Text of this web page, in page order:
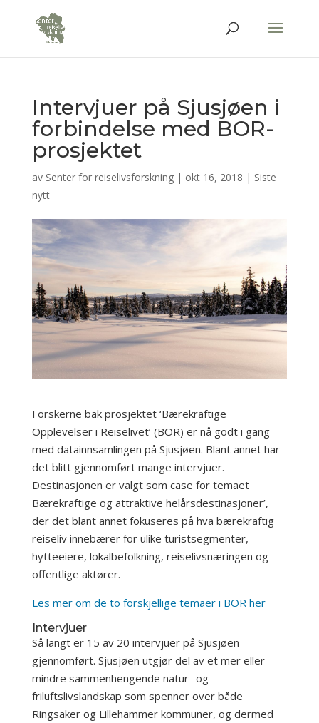
Intervjuer på Sjusjøen i
forbindelse med BOR-
prosjektet
av Senter for reiselivsforskning| okt 16, 2018 | Siste
nytt
Forskerne bak prosjektet ‘Bærekraftige
Opplevelser i Reiselivet’ (BOR) er nå godt i gang
med datainnsamlingen på Sjusjøen. Blant annet har
det blitt gjennomført mange intervjuer.
Destinasjonen er valgt som case for temaet
Bærekraftige og attraktive helårsdestinasjoner’,
der det blant annet fokuseres på hva bærekraftig
reiseliv innebærer for ulike turistsegmenter,
hytteeiere, lokalbefolkning, reiselivsnæringen og
offentlige aktører.
Les mer om de to forskjellige temaer i BOR her
Intervjuer
Så langt er 15 av 20 intervjuer på Sjusjøen
gjennomført. Sjusjøen utgjør del av et mer eller
mindre sammenhengende natur- og
friluftslivslandskap som spenner over både
Ringsaker og Lillehammer kommuner, og dermed